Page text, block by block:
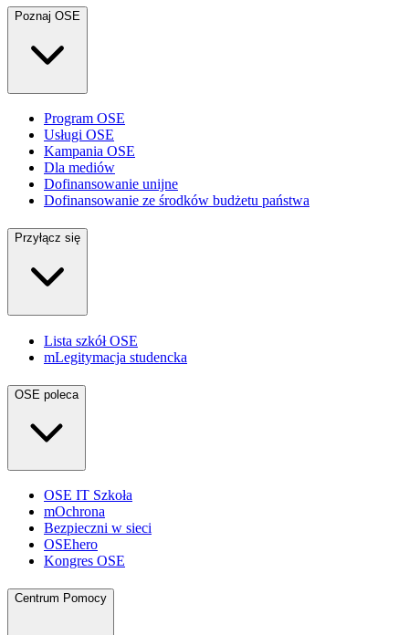
Poznaj OSE
Program OSE
Usługi OSE
Kampania OSE
Dla mediów
Dofinansowanie unijne
Dofinansowanie ze środków budżetu państwa
Przyłącz się
Lista szkół OSE
mLegitymacja studencka
OSE poleca
OSE IT Szkoła
mOchrona
Bezpieczni w sieci
OSEhero
Kongres OSE
Centrum Pomocy